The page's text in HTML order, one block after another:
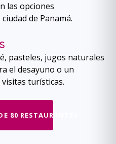
las opciones
de Panamá.
pasteles, jugos naturales
el desayuno o un
turísticas.
80 RESTAURANTES